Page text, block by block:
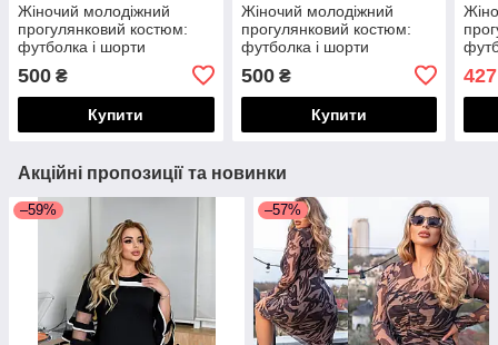
Жіночий молодіжний
прогулянковий костюм:
футболка і шорти
поясом, норма і
напівбатал
500 ₴
Купити
Жіночий молодіжний
прогулянковий костюм:
футболка і шорти
велосипедки з широким
поясом, норма і
напівбатал
500₴
Купити
427
Акційні пропозиції та новинки
–59% –57%